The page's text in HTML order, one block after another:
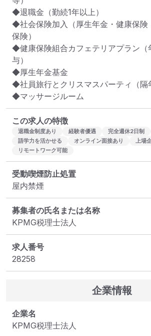
◆退職金（勤続1年以上）
◆社会保険加入（厚生年金・健康保険
保険）
◆健康保険組合カフェテリアプラン（
与）
◆厚生年金基金
◆社員旅行とクリスマスパーティ（隔
◆マッサージルーム
この求人の特徴
退職金制度あり 経験者優遇 完全週休2日制
語学力を活かせる
オンライン面接あり 上場
リモートワーク可能
受動喫煙防止処置
屋内禁煙
募集者の氏名または名称
KPMG税理士法人
求人番号
28258
企業情報
企業名
KPMG税理士法人